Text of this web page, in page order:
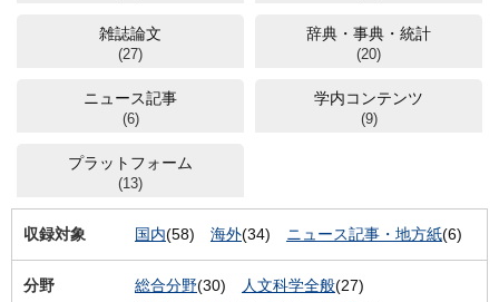
雑誌論文
(27)
辞典・事典・統計
(20)
ニュース記事
(6)
学内コンテンツ
(9)
プラットフォーム
(13)
収録対象 国内(58) 海外(34) ニュース記事・地方紙(6)
分野 総合分野(30) 人文科学全般(27)